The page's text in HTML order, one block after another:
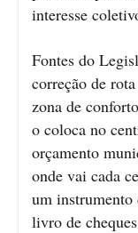
interesse
Fontes do
correção de
zona de
o coloca no
orçamento
onde vai cada
um instrumento
livro de